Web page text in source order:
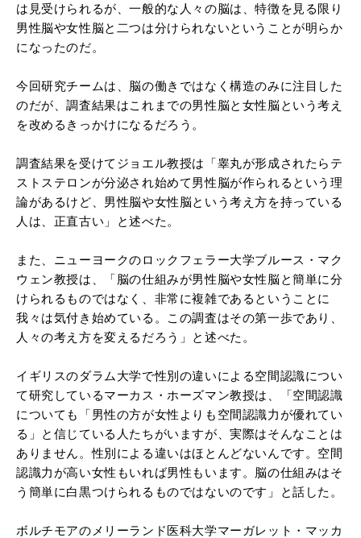
は見受けられるが、一般的な人々の脳は、特徴を見る限り
男性脳や女性脳と二つは分けられないということが明らか
になったのだ。
今回研究チームは、脳の働きではなく構造のみに注目した
のだが、調査結果はこれまでの男性脳と女性脳という考え
を改めるきっかけになるだろう。
調査結果を受けてジョエル教授は「睾丸が形成されたらテ
ストステロンが分泌され始めて男性脳が作られるという理
論があるけど、男性脳や女性脳という考え方を持っている
人は、正直古い」と述べた。
また、ニューヨークのロックフェラー大学ブルース・マク
ウェン教授は、「脳の仕組みが男性脳や女性脳と簡単に分
けられるものではなく、非常に複雑であるということに
我々は気付き始めている。この調査はその第一歩であり、
人々の考え方を変えるだろう」と述べた。
イギリスのダラム大学で性別の違いによる空間認識につい
て研究しているマーカス・ホーズマン教授は、「空間認識
についても「男性の方が女性よりも空間認識力が優れてい
る」と信じている人たちがいますが、実際はそんなことは
ありません。性別による違いはほとんどないんです。空間
認識力が高い女性もいれば男性もいます。脳の仕組みはそ
う簡単に白黒つけられるものではないのです」と話した。
ボルチモアのメリーランド医科大学マーガレット・マッカ